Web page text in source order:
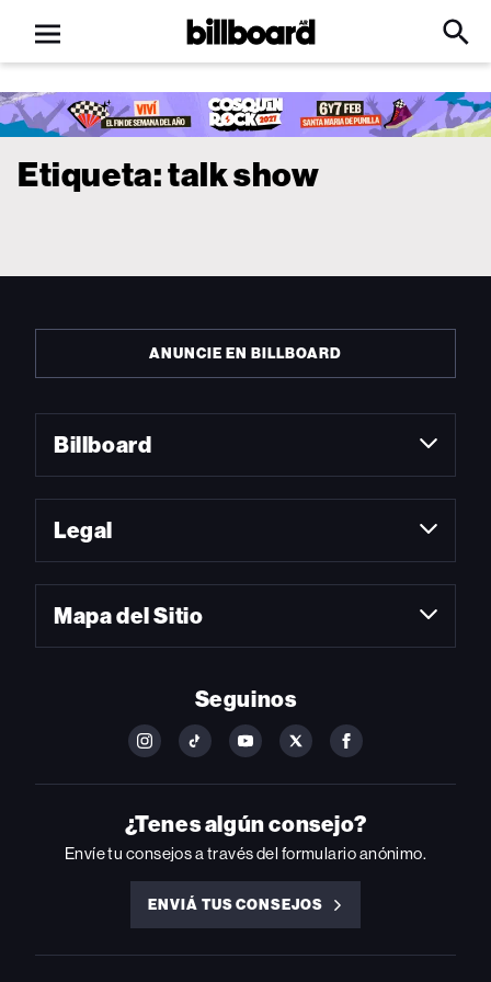
Open
menu
Billboard
Click
Input
Etiqueta:talk show
ANUNCIE EN BILLBOARD
Billboard
Legal
Mapa del Sitio
Seguinos
FOLLOW
ON
INSTAGRAM
FOLLOW
ON
YOUTUBE
FOLLOW
ON
YOUTUBE
FOLLOW
ON
FOLLOW
ON
FACEBOOK
¿Tenes algún consejo?
Envíe tu consejos a través del formulario anónimo.
ENVIÁ TUS CONSEJOS
ENVIÁ
CONSEJOS